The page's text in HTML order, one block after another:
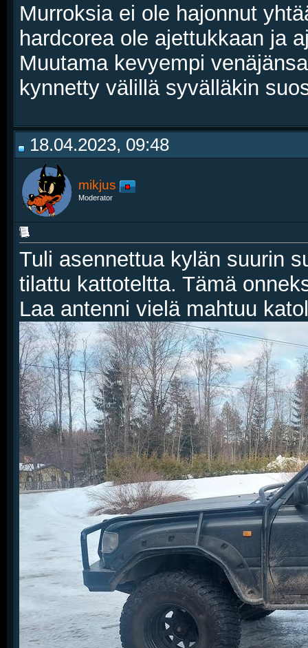
Murroksia ei ole hajonnut
hardcorea ole ajettukkaan ja
Muutama kevyempi
kynnetty välillä syvälläkin
18.04.2023, 09:48
mikjus
Moderator
Tuli asennettua kylän suurin
tilattu kattoteltta. Tämä
Laa antenni vielä mahtuu